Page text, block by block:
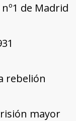
de Madrid
rebelión
mayor